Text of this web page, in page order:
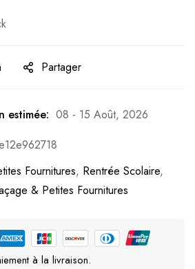
Partager
estimée: 08 - 15 Août, 2026
Fournitures, Rentrée Scolaire,
& Petites Fournitures
à la livraison.